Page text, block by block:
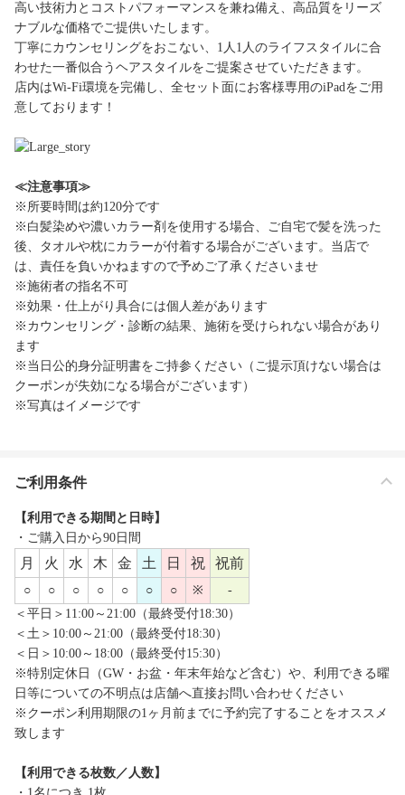
高い技術力とコストパフォーマンスを兼ね備え、高品質をリーズ
ナブルな価格でご提供いたします。
丁寧にカウンセリングをおこない、1人1人のライフスタイルに合
わせた一番似合うヘアスタイルをご提案させていただきます。
店内はWi-Fi環境を完備し、全セット面にお客様専用のiPadをご用
意しております！
≪注意事項≫
※所要時間は約120分です
※白髪染めや濃いカラー剤を使用する場合、ご自宅で髪を洗った
後、タオルや枕にカラーが付着する場合がございます。当店で
は、責任を負いかねますので予めご了承くださいませ
※施術者の指名不可
※効果・仕上がり具合には個人差があります
※カウンセリング・診断の結果、施術を受けられない場合があり
ます
※当日公的身分証明書をご持参ください（ご提示頂けない場合は
クーポンが失効になる場合がございます）
※写真はイメージです
ご利用条件
【利用できる期間と日時】
・ご購入日から90日間
月 火 水 木 金 土 日 祝 祝前
○ ○ ○ ○ ○ ○ ○ ※
-
＜平日＞11:00～21:00（最終受付18:30）
＜土＞10:00～21:00（最終受付18:30）
＜日＞10:00～18:00（最終受付15:30）
※特別定休日（GW・お盆・年末年始など含む）や、利用できる曜
日等についての不明点は店舗へ直接お問い合わせください
※クーポン利用期限の1ヶ月前までに予約完了することをオススメ
致します
【利用できる枚数／人数】